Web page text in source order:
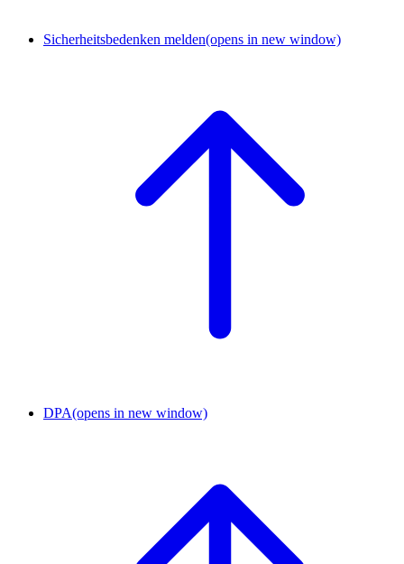
Sicherheitsbedenken melden(opens in new window)
DPA(opens in new window)